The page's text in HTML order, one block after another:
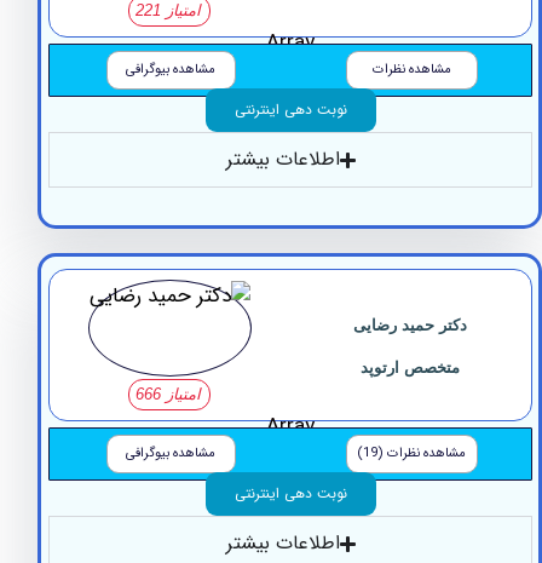
Array
مشاهده نظرات مشاهده بیوگرافی
نوبت دهی اینترنتی
اطلاعات بیشتر
دکتر حمید رضایی
متخصص ارتوپد
Array
مشاهده نظرات (19) مشاهده بیوگرافی
نوبت دهی اینترنتی
اطلاعات بیشتر